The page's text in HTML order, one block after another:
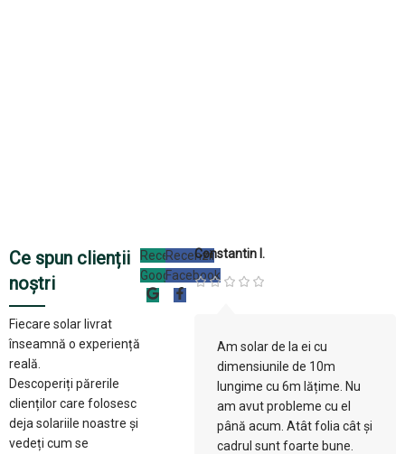
Ce spun clienții
noștri
Fiecare solar livrat
înseamnă o experiență
reală.
Descoperiți părerile
clienților care folosesc
deja solariile noastre și
vedeți cum se
Recenzii
Google
Recenzii
Facebook
Constantin I.
Am solar de la ei cu
dimensiunile de 10m
lungime cu 6m lățime. Nu
am avut probleme cu el
până acum. Atât folia cât și
cadrul sunt foarte bune.